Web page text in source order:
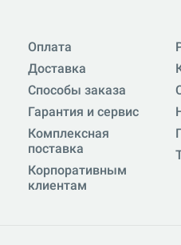
Оплата
Доставка
Способы заказа
Гарантия и сервис
Комплексная
поставка
Корпоративным
клиентам